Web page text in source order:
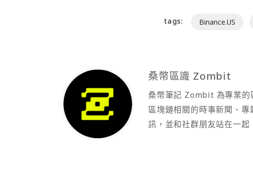
tags: Binance.US
桑幣區識 Zombit
桑幣筆記 Zombit 為專業的
區塊鏈相關的時事新聞、
訊，並和社群朋友站在一起